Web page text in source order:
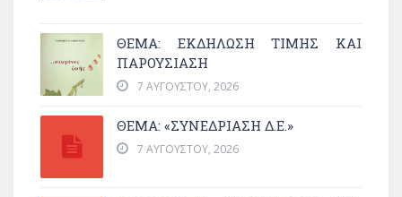
ΘΈΜΑ: ΕΚΔΉΛΩΣΗ ΤΙΜΉΣ ΚΑΙ
ΠΑΡΟΥΣΊΑΣΗ
7 ΑΥΓΟΎΣΤΟΥ, 2026
ΘΕΜΑ: «ΣΥΝΕΔΡΊΑΣΗ Δ.Ε.»
7 ΑΥΓΟΎΣΤΟΥ, 2026